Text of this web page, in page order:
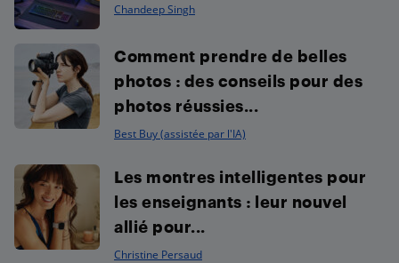
Chandeep Singh
Comment prendre de belles
photos : des conseils pour des
photos réussies...
Best Buy (assistée par l'IA)
Les montres intelligentes pour
les enseignants : leur nouvel
allié pour...
Christine Persaud